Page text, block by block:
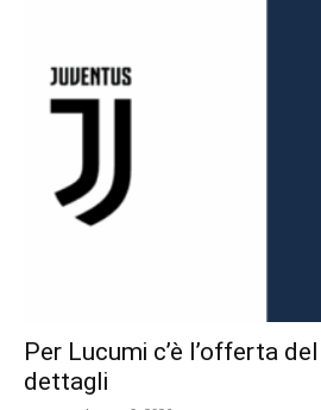
Per Lucumi c’è l’offerta
dettagli